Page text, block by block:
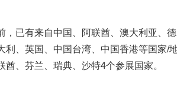
有来自中国、阿联酋、澳大利亚、德
利、英国、中国台湾、中国香港等国家/
酋、芬兰、瑞典、沙特4个参展国家。